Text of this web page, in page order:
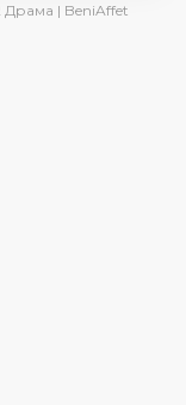
Драма | BeniAffet